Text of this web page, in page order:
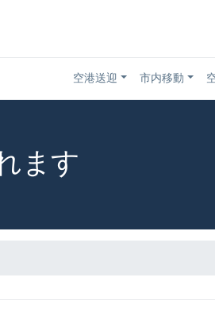
空港送迎 市内移動
ます